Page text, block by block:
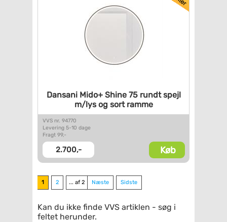
Dansani Mido+ Shine 75 rundtspejl
m/lys og sort ramme
VVS nr. 94770
Levering 5-10 dage
Fragt 99,-
2.700,- Køb
1 2 ... af 2 Næste Sidste
Kan du ikke finde VVS artiklen - søg i
feltet herunder.